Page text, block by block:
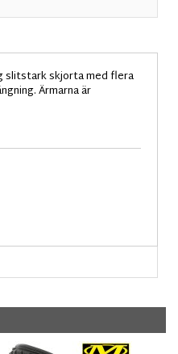
slitstark skjorta med flera
Ärmarna är